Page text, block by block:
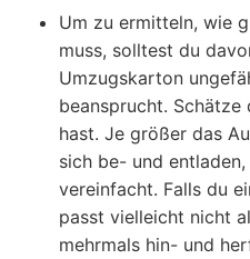
Um zu ermitteln, wie
muss, solltest du
Umzugskarton
beansprucht. Schätze
hast. Je größer das
sich be- und
vereinfacht. Falls du
passt vielleicht nicht
mehrmals hin- und